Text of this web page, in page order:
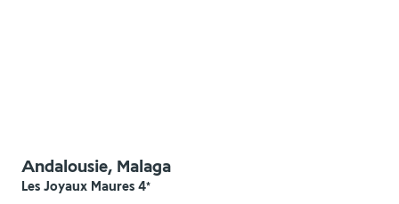
Andalousie, Malaga
Les Joyaux Maures 4*